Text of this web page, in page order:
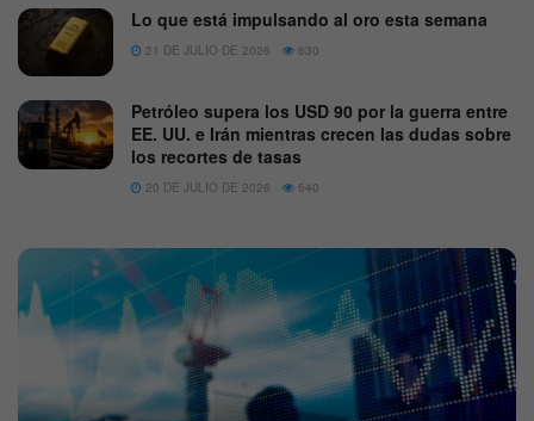
Lo que está impulsando al oro esta semana
21 DE JULIO DE 2026 630
Petróleo supera los USD 90 por la guerra entre
EE. UU. e Irán mientras crecen las dudas sobre
los recortes de tasas
20 DE JULIO DE 2026 640